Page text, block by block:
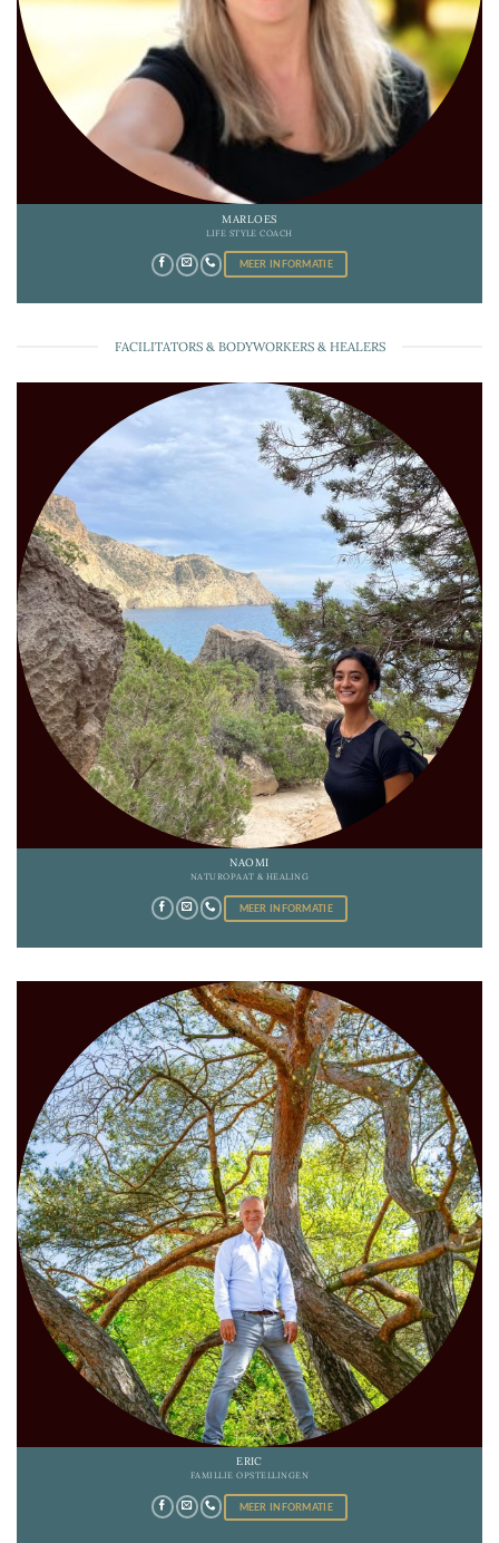
MARLOES
LIFE STYLE COACH
MEER INFORMATIE
FACILITATORS & BODYWORKERS & HEALERS
NAOMI
NATUROPAAT & HEALING
MEER INFORMATIE
ERIC
FAMILLIE OPSTELLINGEN
MEER INFORMATIE